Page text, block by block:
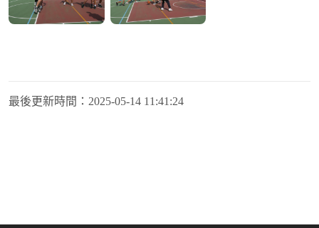
最後更新時間： 2025-05-14 11:41:24